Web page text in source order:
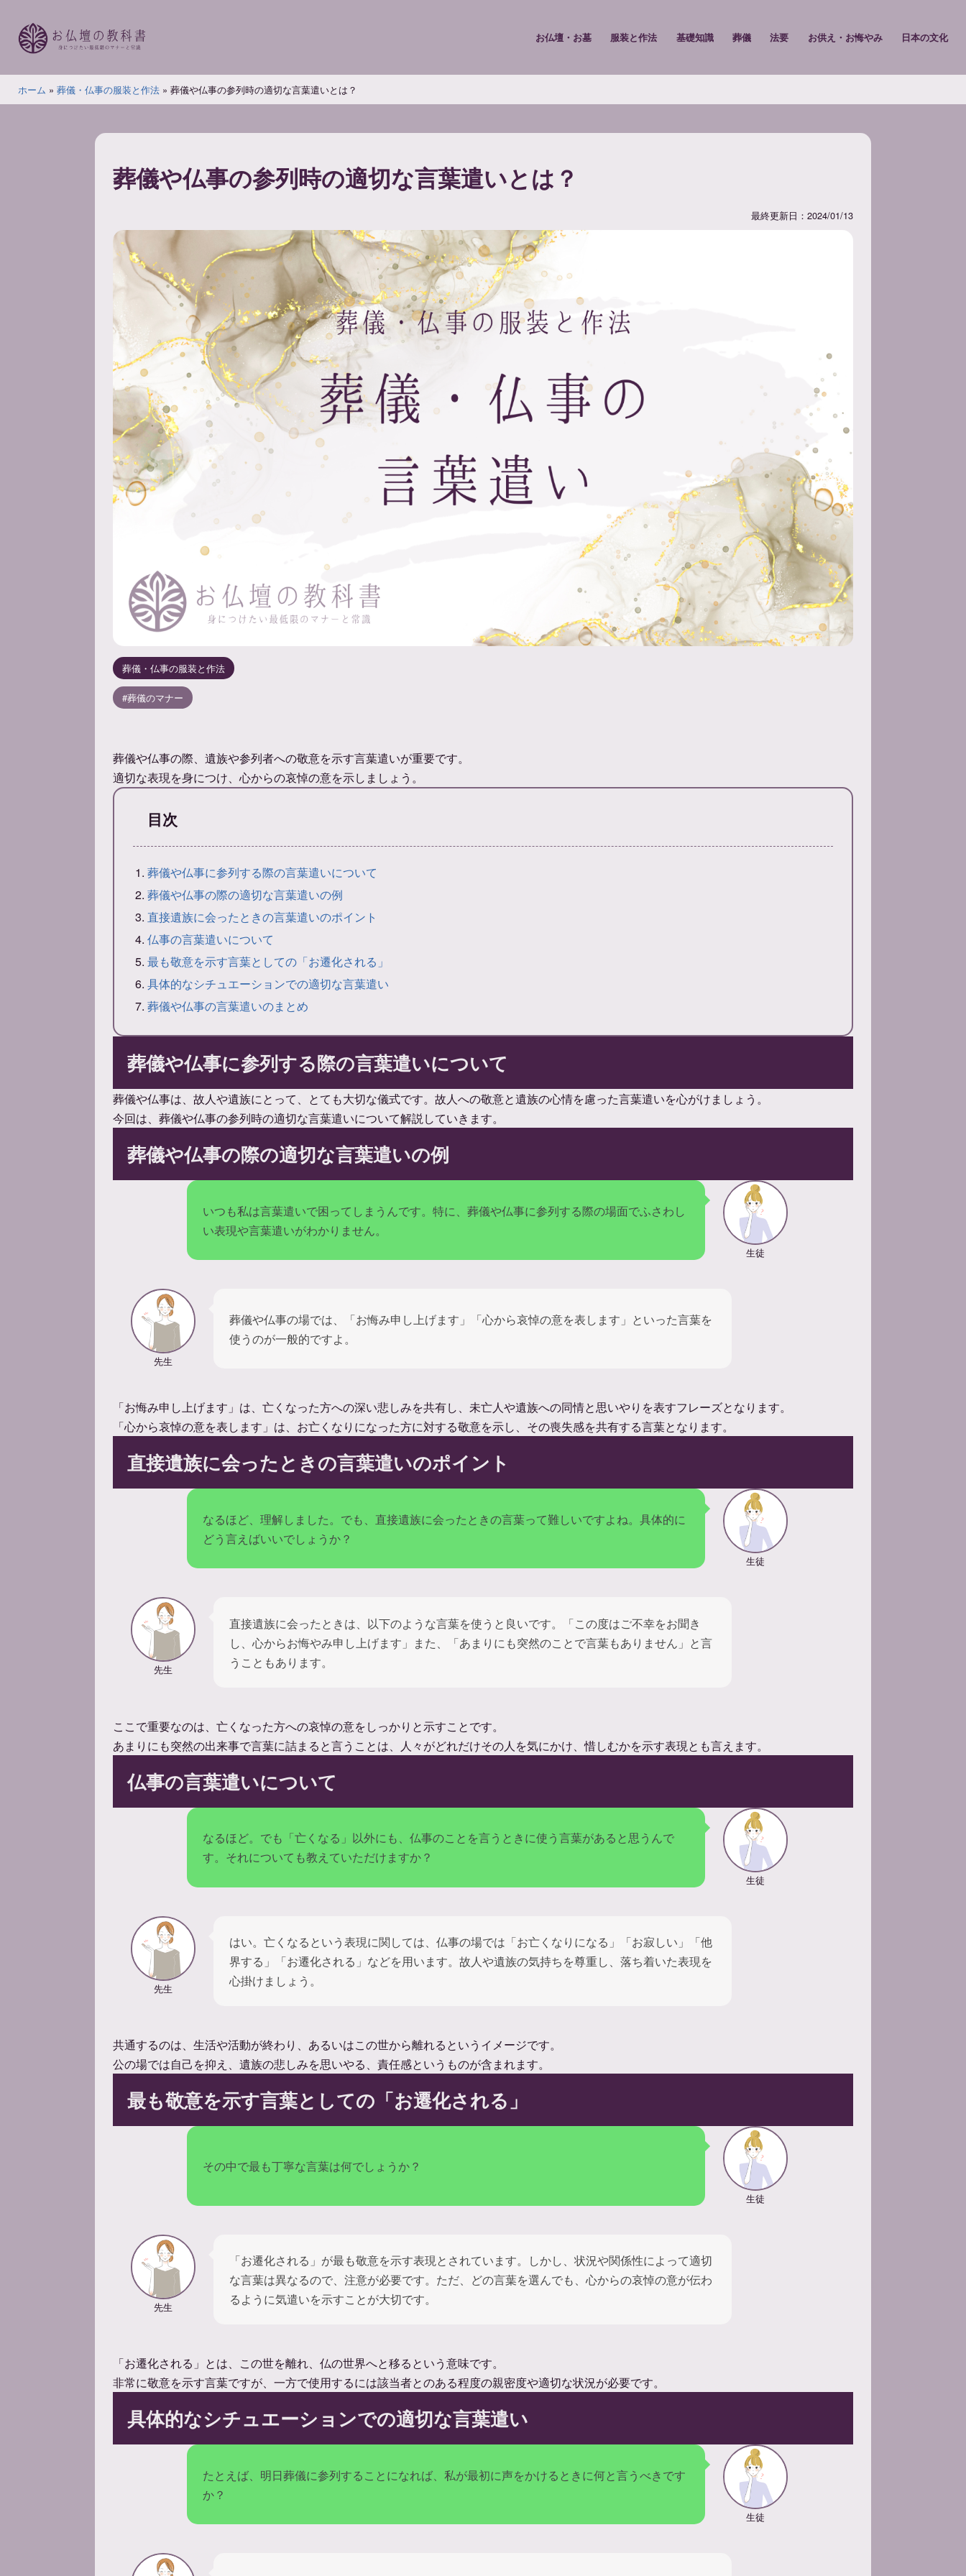
へ
お
仏
お仏壇・お墓 服装と作法 基礎知識 葬儀 法要 お供え・お悔やみ 日本の文化
ホーム » 葬儀・仏事の服装と作法 » 葬儀や仏事の参列時の適切な言葉遣いとは？
葬儀や仏事の参列時の適切な言葉遣いとは？
最終更新日：2024/01/13
葬儀・仏事の服装と作法
葬儀のマナー
葬儀や仏事の際、遺族や参列者への敬意を示す言葉遣いが重要です。
適切な表現を身につけ、心からの哀悼の意を示しましょう。
目次
葬儀や仏事に参列する際の言葉遣いについて
葬儀や仏事の際の適切な言葉遣いの例
直接遺族に会ったときの言葉遣いのポイント
仏事の言葉遣いについて
最も敬意を示す言葉としての「お遷化される」
具体的なシチュエーションでの適切な言葉遣い
葬儀や仏事の言葉遣いのまとめ
葬儀や仏事に参列する際の言葉遣いについて
葬儀や仏事は、故人や遺族にとって、とても大切な儀式です。故人への敬意と遺族の心情を慮った言葉遣いを心がけましょう。
今回は、葬儀や仏事の参列時の適切な言葉遣いについて解説していきます。
葬儀や仏事の際の適切な言葉遣いの例
いつも私は言葉遣いで困ってしまうんです。特に、葬儀や仏事に参列する際の場面でふさわし
い表現や言葉遣いがわかりません。
生徒
先生
葬儀や仏事の場では、「お悔み申し上げます」「心から哀悼の意を表します」といった言葉を
使うのが一般的ですよ。
「お悔み申し上げます」は、亡くなった方への深い悲しみを共有し、未亡人や遺族への同情と思いやりを表すフレーズとなります。
「心から哀悼の意を表します」は、お亡くなりになった方に対する敬意を示し、その喪失感を共有する言葉となります。
直接遺族に会ったときの言葉遣いのポイント
なるほど、理解しました。でも、直接遺族に会ったときの言葉って難しいですよね。具体的に
どう言えばいいでしょうか？
生徒
先生
直接遺族に会ったときは、以下のような言葉を使うと良いです。「この度はご不幸をお聞き
し、心からお悔やみ申し上げます」また、「あまりにも突然のことで言葉もありません」と言
うこともあります。
ここで重要なのは、亡くなった方への哀悼の意をしっかりと示すことです。
あまりにも突然の出来事で言葉に詰まると言うことは、人々がどれだけその人を気にかけ、惜しむかを示す表現とも言えます。
仏事の言葉遣いについて
なるほど。でも「亡くなる」以外にも、仏事のことを言うときに使う言葉があると思うんで
す。それについても教えていただけますか？
生徒
先生
はい。亡くなるという表現に関しては、仏事の場では「お亡くなりになる」「お寂しい」「他
界する」「お遷化される」などを用います。故人や遺族の気持ちを尊重し、落ち着いた表現を
心掛けましょう。
共通するのは、生活や活動が終わり、あるいはこの世から離れるというイメージです。
公の場では自己を抑え、遺族の悲しみを思いやる、責任感というものが含まれます。
最も敬意を示す言葉としての「お遷化される」
その中で最も丁寧な言葉は何でしょうか？
生徒
先生
「お遷化される」が最も敬意を示す表現とされています。しかし、状況や関係性によって適切
な言葉は異なるので、注意が必要です。ただ、どの言葉を選んでも、心からの哀悼の意が伝わ
るように気遣いを示すことが大切です。
「お遷化される」とは、この世を離れ、仏の世界へと移るという意味です。
非常に敬意を示す言葉ですが、一方で使用するには該当者とのある程度の親密度や適切な状況が必要です。
具体的なシチュエーションでの適切な言葉遣い
たとえば、明日葬儀に参列することになれば、私が最初に声をかけるときに何と言うべきです
か？
生徒